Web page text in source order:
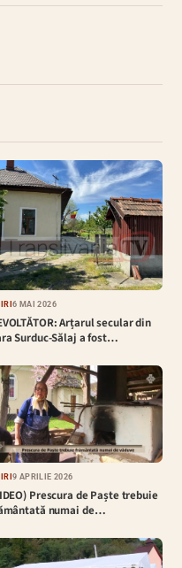
6 MAI 2026
Arțarul secular din
Surduc-Sălaj a fost…
9 APRILIE 2026
Prescura de Paște trebuie
numai de…